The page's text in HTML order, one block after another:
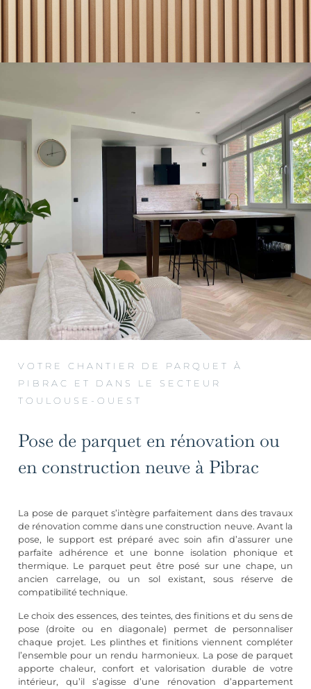
VOTRE CHANTIER DE PARQUET À
PIBRAC ET DANS LE SECTEUR
TOULOUSE-OUEST
Pose de parquet en rénovation ou
en construction neuve à Pibrac
La pose de parquet s’intègre parfaitement dans des travaux
de rénovation comme dans une construction neuve. Avant la
pose, le support est préparé avec soin afin d’assurer une
parfaite adhérence et une bonne isolation phonique et
thermique. Le parquet peut être posé sur une chape, un
ancien carrelage, ou un sol existant, sous réserve de
compatibilité technique.
Le choix des essences, des teintes, des finitions et du sens de
pose (droite ou en diagonale) permet de personnaliser
chaque projet. Les plinthes et finitions viennent compléter
l’ensemble pour un rendu harmonieux. La pose de parquet
apporte chaleur, confort et valorisation durable de votre
intérieur, qu’il s’agisse d’une rénovation d’appartement